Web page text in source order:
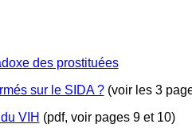
des prostituées
sur le SIDA ? (voir les 3
VIH (pdf, voir pages 9 et 10)